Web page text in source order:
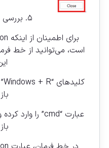
۵. بررسی نصب پایتون
است، می‌توانید از خط